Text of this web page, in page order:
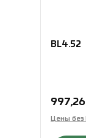
BL4.52
Цены без